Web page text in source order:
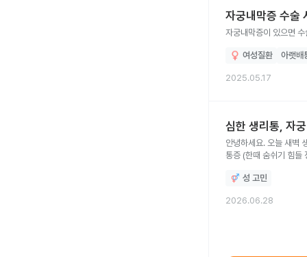
자궁내막증 수술
자궁내막증이 있으면
여성질환 아랫배
2025.05.17
심한 생리통, 자
안녕하세요. 오늘 새벽 생리가
통증 (한때 숨쉬기 힘들 정도) • 식은땀, 메스꺼움 동반 (현재는 좀 가라앉음) • 출혈량은 많지 않음 • 발열, 이상한 분
손가락 삽입만 있었음 • 탁센 복용 후 현재 통증 다소 완화 중 궁금한 점 • 자궁내막증이나 난소 낭종 가능성이 있을까요? • 골반염 가능성도
성 고민
2026.06.28